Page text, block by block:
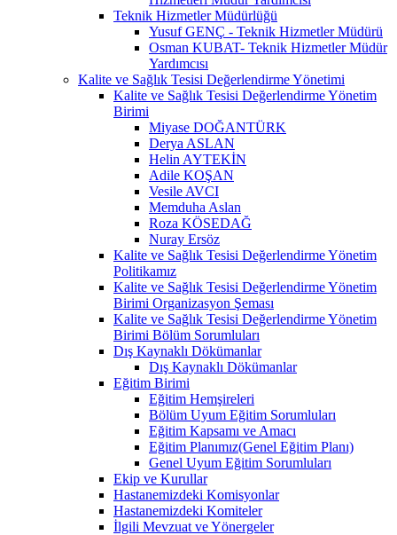
Teknik Hizmetler Müdürlüğü
Yusuf GENÇ - Teknik Hizmetler Müdürü
Osman KUBAT- Teknik Hizmetler Müdür
Yardımcısı
Kalite ve Sağlık Tesisi Değerlendirme Yönetimi
Kalite ve Sağlık Tesisi Değerlendirme Yönetim
Birimi
Miyase DOĞANTÜRK
Derya ASLAN
Helin AYTEKİN
Adile KOŞAN
Vesile AVCI
Memduha Aslan
Roza KÖSEDAĞ
Nuray Ersöz
Kalite ve Sağlık Tesisi Değerlendirme Yönetim
Politikamız
Kalite ve Sağlık Tesisi Değerlendirme Yönetim
Birimi Organizasyon Şeması
Kalite ve Sağlık Tesisi Değerlendirme Yönetim
Birimi Bölüm Sorumluları
Dış Kaynaklı Dökümanlar
Dış Kaynaklı Dökümanlar
Eğitim Birimi
Eğitim Hemşireleri
Bölüm Uyum Eğitim Sorumluları
Eğitim Kapsamı ve Amacı
Eğitim Planımız(Genel Eğitim Planı)
Genel Uyum Eğitim Sorumluları
Ekip ve Kurullar
Hastanemizdeki Komisyonlar
Hastanemizdeki Komiteler
İlgili Mevzuat ve Yönergeler